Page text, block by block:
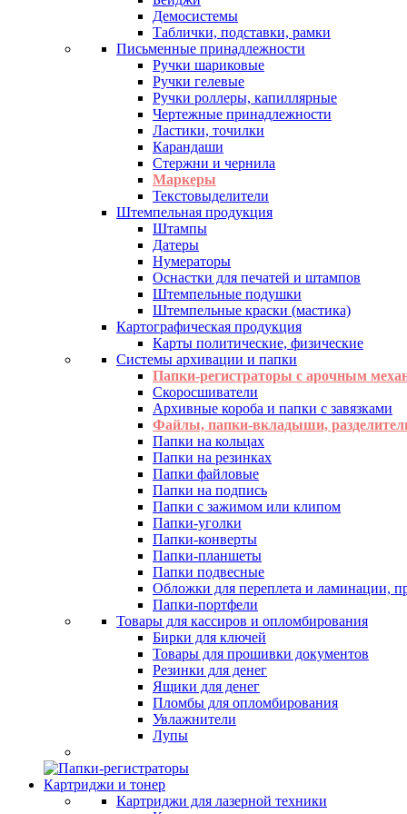
Демосистемы
Таблички, подставки, рамки
Письменные принадлежности
Ручки шариковые
Ручки гелевые
Ручки роллеры, капиллярные
Чертежные принадлежности
Ластики, точилки
Карандаши
Стержни и чернила
Маркеры
Текстовыделители
Штемпельная продукция
Штампы
Датеры
Нумераторы
Оснастки для печатей и штампов
Штемпельные подушки
Штемпельные краски (мастика)
Картографическая продукция
Карты политические, физические
Системы архивации и папки
Папки-регистраторы с арочным
Скоросшиватели
Архивные короба и папки с завязками
Файлы, папки-вкладыши,
Папки на кольцах
Папки на резинках
Папки файловые
Папки на подпись
Папки с зажимом или клипом
Папки-уголки
Папки-конверты
Папки-планшеты
Папки подвесные
Обложки для переплета и ламинации,
Папки-портфели
Товары для кассиров и опломбирования
Бирки для ключей
Товары для прошивки документов
Резинки для денег
Ящики для денег
Пломбы для опломбирования
Увлажнители
Лупы
Картриджи и тонер
Картриджи для лазерной техники